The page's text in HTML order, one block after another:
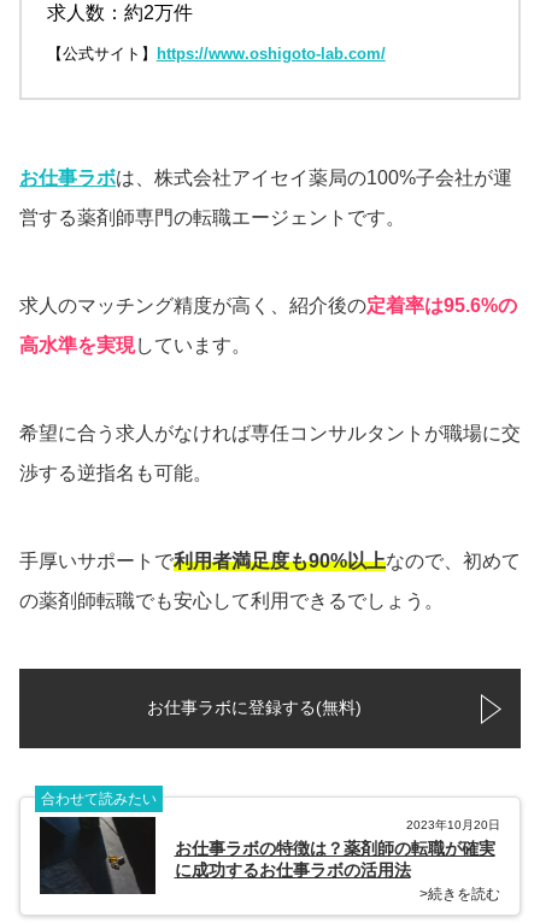
求人数：約2万件
【公式サイト】 https://www.oshigoto-lab.com/
お仕事ラボは、株式会社アイセイ薬局の100%子会社が運
営する薬剤師専門の転職エージェントです。
求人のマッチング精度が高く、紹介後の定着率は95.6%の
高水準を実現しています。
希望に合う求人がなければ専任コンサルタントが職場に交
渉する逆指名も可能。
手厚いサポートで利用者満足度も90%以上なので、初めて
の薬剤師転職でも安心して利用できるでしょう。
お仕事ラボに登録する(無料)
合わせて読みたい
2023年10月20日
お仕事ラボの特徴は？薬剤師の転職が確実
に成功するお仕事ラボの活用法
>続きを読む